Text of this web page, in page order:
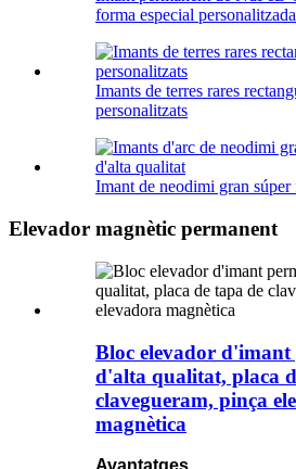
forma especial
Imants de terres rares
personalitzats
Imant de neodimi gran
Elevador magnètic permanent
Bloc elevador d'imant
d'alta qualitat, placa
clavegueram, pinça
magnètica